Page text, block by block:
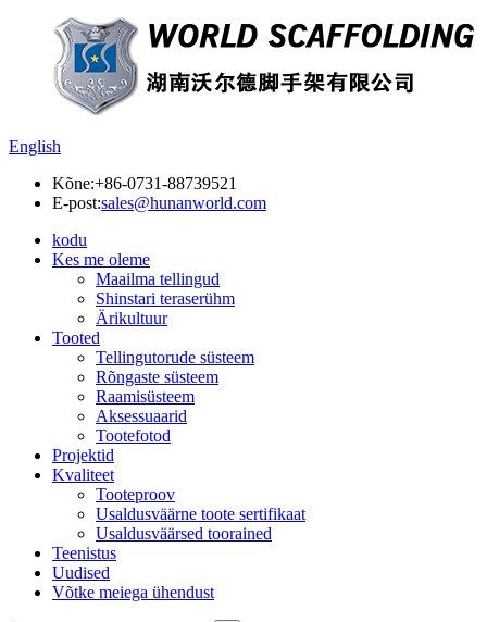
English
Kõne:+86-0731-88739521
E-post:sales@hunanworld.com
kodu
Kes me oleme
Maailma tellingud
Shinstari teraserühm
Ärikultuur
Tooted
Tellingutorude süsteem
Rõngaste süsteem
Raamisüsteem
Aksessuaarid
Tootefotod
Projektid
Kvaliteet
Tooteproov
Usaldusväärne toote sertifikaat
Usaldusväärsed toorained
Teenistus
Uudised
Võtke meiega ühendust